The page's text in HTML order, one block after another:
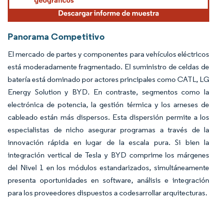
Panorama Competitivo
El mercado de partes y componentes para vehículos eléctricos
está moderadamente fragmentado. El suministro de celdas de
batería está dominado por actores principales como CATL, LG
Energy Solution y BYD. En contraste, segmentos como la
electrónica de potencia, la gestión térmica y los arneses de
cableado están más dispersos. Esta dispersión permite a los
especialistas de nicho asegurar programas a través de la
innovación rápida en lugar de la escala pura. Si bien la
integración vertical de Tesla y BYD comprime los márgenes
del Nivel 1 en los módulos estandarizados, simultáneamente
presenta oportunidades en software, análisis e integración
para los proveedores dispuestos a codesarrollar arquitecturas.